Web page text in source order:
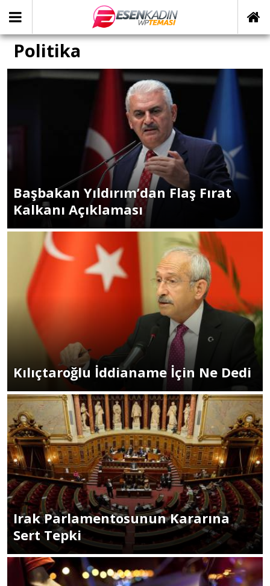
Politika
Başbakan Yıldırım’dan Flaş Fırat
Kalkanı Açıklaması
Kılıçtaroğlu İddianame İçin Ne Dedi
Irak Parlamentosunun Kararına
Sert Tepki